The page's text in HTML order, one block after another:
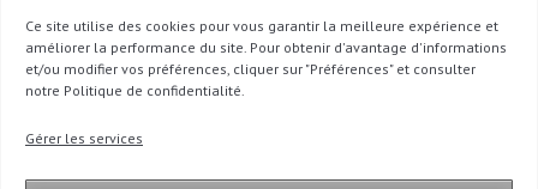
Ce site utilise des cookies pour vous garantir la meilleure expérience et
améliorer la performance du site. Pour obtenir d'avantage d'informations
et/ou modifier vos préférences, cliquer sur "Préférences" et consulter
notre Politique de confidentialité.
Gérer les services
Follow @Sophie_ABDLRTweet to @Sophie_ABDLR